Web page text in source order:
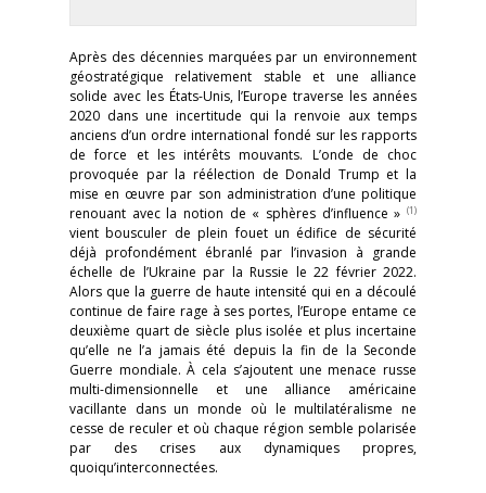
Après des décennies marquées par un environnement
géostratégique relativement stable et une alliance
solide avec les États-Unis, l’Europe traverse les années
2020 dans une incertitude qui la renvoie aux temps
anciens d’un ordre international fondé sur les rapports
de force et les intérêts mouvants. L’onde de choc
provoquée par la réélection de Donald Trump et la
mise en œuvre par son administration d’une politique
renouant avec la notion de « sphères d’influence » (1)
vient bousculer de plein fouet un édifice de sécurité
déjà profondément ébranlé par l’invasion à grande
échelle de l’Ukraine par la Russie le 22 février 2022.
Alors que la guerre de haute intensité qui en a découlé
continue de faire rage à ses portes, l’Europe entame ce
deuxième quart de siècle plus isolée et plus incertaine
qu’elle ne l’a jamais été depuis la fin de la Seconde
Guerre mondiale. À cela s’ajoutent une menace russe
multi-dimensionnelle et une alliance américaine
vacillante dans un monde où le multilatéralisme ne
cesse de reculer et où chaque région semble polarisée
par des crises aux dynamiques propres,
quoiqu’interconnectées.